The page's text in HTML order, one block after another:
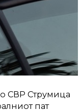
СВР Струмица
пат